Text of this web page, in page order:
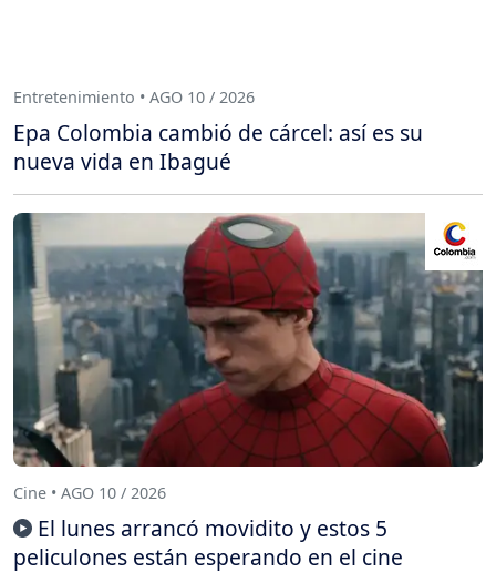
Entretenimiento • AGO 10 / 2026
Epa Colombia cambió de cárcel: así es su
nueva vida en Ibagué
Cine • AGO 10 / 2026
El lunes arrancó movidito y estos 5
peliculones están esperando en el cine